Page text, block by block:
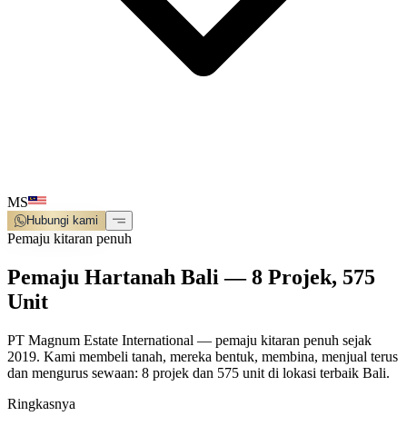
MS
Hubungi kami
Pemaju kitaran penuh
Pemaju Hartanah Bali — 8 Projek, 575
Unit
PT Magnum Estate International — pemaju kitaran penuh sejak
2019. Kami membeli tanah, mereka bentuk, membina, menjual terus
dan mengurus sewaan: 8 projek dan 575 unit di lokasi terbaik Bali.
Ringkasnya